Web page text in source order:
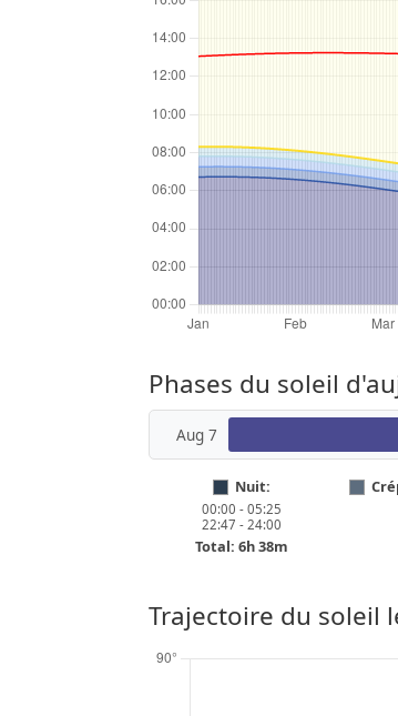
Phases du soleil
Aug 7
Nuit:
00:00 - 05:25
22:47 - 24:00
Total: 6h 38m
Trajectoire du soleil